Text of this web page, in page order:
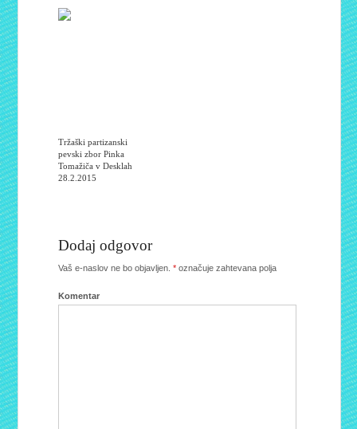
Tržaški partizanski
pevski zbor Pinka
Tomažiča v Desklah
28.2.2015
Dodaj odgovor
Vaš e-naslov ne bo objavljen. * označuje zahtevana polja
Komentar